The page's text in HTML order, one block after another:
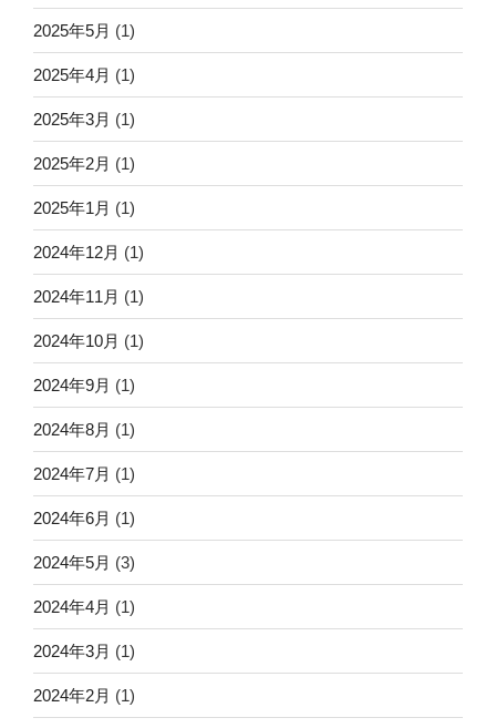
2025年5月 (1)
2025年4月 (1)
2025年3月 (1)
2025年2月 (1)
2025年1月 (1)
2024年12月 (1)
2024年11月 (1)
2024年10月 (1)
2024年9月 (1)
2024年8月 (1)
2024年7月 (1)
2024年6月 (1)
2024年5月 (3)
2024年4月 (1)
2024年3月 (1)
2024年2月 (1)